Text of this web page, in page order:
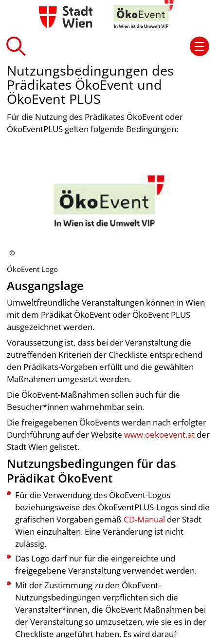
Nutzungsbedingungen des
Prädikates ÖkoEvent und
ÖkoEvent PLUS
Für die Nutzung des Prädikates ÖkoEvent oder
ÖkoEventPLUS gelten folgende Bedingungen:
ÖkoEvent Logo
Ausgangslage
Umweltfreundliche Veranstaltungen können in Wien
mit dem Prädikat ÖkoEvent oder ÖkoEvent PLUS
ausgezeichnet werden.
Voraussetzung ist, dass bei der Veranstaltung die
zutreffenden Kriterien der Checkliste entsprechend
den Prädikats-Vorgaben erfüllt und die gewählten
Maßnahmen umgesetzt werden.
Die ÖkoEvent-Maßnahmen sollen auch für die
Besucher*innen wahrnehmbar sein.
Die freigegebenen ÖkoEvents werden nach erfolgter
Durchführung auf der Websitewww.oekoevent.at der
Stadt Wien gelistet.
Nutzungsbedingungen für das
Prädikat ÖkoEvent
Für die Verwendung des ÖkoEvent-Logos
beziehungsweise des ÖkoEventPLUS-Logos sind die
grafischen Vorgaben gemäß CD-Manual der Stadt
Wien einzuhalten. Eine Veränderung ist nicht
zulässig.
Das Logo darf nur für die eingereichte und
freigegebene Veranstaltung verwendet werden.
Mit der Zustimmung zu den ÖkoEvent-
Nutzungsbedingungen verpflichten sich die
Veranstalter*innen, die ÖkoEvent Maßnahmen bei
der Veranstaltung so umzusetzen, wie sie es in der
Checkliste angeführt haben. Es wird darauf